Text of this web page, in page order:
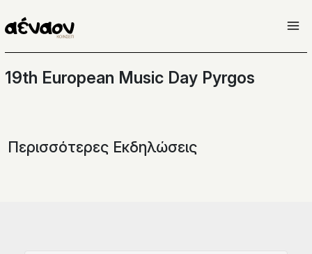
στο
περιεχόμενο
19th European Music Day Pyrgos
Περισσότερες Εκδηλώσεις